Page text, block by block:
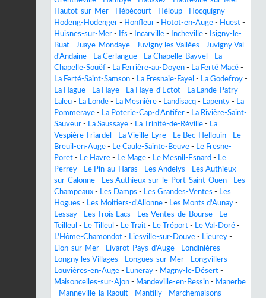
Hautot-sur-Mer - Hébécourt - Héloup - Hocquigny -
Hodeng-Hodenger - Honfleur - Hotot-en-Auge - Huest -
Huisnes-sur-Mer - Ifs - Incarville - Incheville -
Isigny-le-
Buat - Juaye-Mondaye - Juvigny les Vallées - Juvigny Val
d'Andaine - La Cerlangue - La Chapelle-Bayvel - La
Chapelle-Souëf - La Ferrière-au-Doyen - La Ferté Macé -
La Ferté-Saint-Samson - La Fresnaie-Fayel - La Godefroy -
La Hague - La Haye - La Haye-d'Ectot - La Lande-Patry -
Laleu - La Londe - La Mesnière - Landisacq - Lapenty - La
Pommeraye - La Poterie-Cap-d'Antifer - La Rivière-Saint-
Sauveur - La Saussaye - La Trinité-de-Réville - La
Vespière-Friardel - La Vieille-Lyre - Le Bec-Hellouin - Le
Breuil-en-Auge - Le Caule-Sainte-Beuve - Le Fresne-
Poret - Le Havre - Le Mage - Le Mesnil-Esnard - Le
Perrey - Le Pin-au-Haras - Les Andelys - Les Authieux-
sur-Calonne - Les Authieux-sur-le-Port-Saint-Ouen - Les
Champeaux - Les Damps - Les Grandes-Ventes - Les
Hogues - Les Moitiers-d'Allonne - Les Monts d'Aunay -
Lessay - Les Trois Lacs - Les Ventes-de-Bourse - Le
Teilleul - Le Tilleul - Le Trait - Le Tréport - Le Val-Doré -
L'Hôme-Chamondot - Liesville-sur-Douve - Lieurey -
Lion-sur-Mer - Livarot-Pays-d'Auge - Londinières -
Longny les Villages - Longues-sur-Mer - Longvillers -
Louvières-en-Auge - Luneray - Magny-le-Désert -
Maisoncelles-sur-Ajon - Mandeville-en-Bessin - Manerbe
- Manneville-la-Raoult - Mantilly - Marchemaisons -